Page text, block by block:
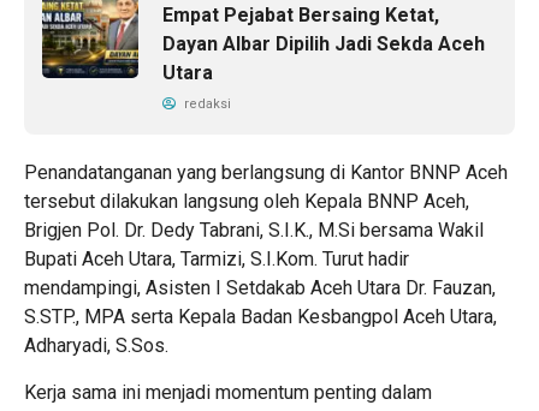
Empat Pejabat Bersaing Ketat,
Dayan Albar Dipilih Jadi Sekda Aceh
Utara
redaksi
Penandatanganan yang berlangsung di Kantor BNNP Aceh
tersebut dilakukan langsung oleh Kepala BNNP Aceh,
Brigjen Pol. Dr. Dedy Tabrani, S.I.K., M.Si bersama Wakil
Bupati Aceh Utara, Tarmizi, S.I.Kom. Turut hadir
mendampingi, Asisten I Setdakab Aceh Utara Dr. Fauzan,
S.STP., MPA serta Kepala Badan Kesbangpol Aceh Utara,
Adharyadi, S.Sos.
Kerja sama ini menjadi momentum penting dalam